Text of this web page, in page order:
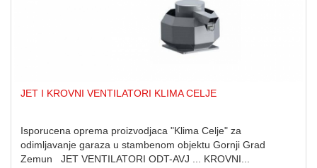
JET I KROVNI VENTILATORI KLIMA CELJE
Isporucena oprema proizvodjaca "Klima Celje" za
odimljavanje garaza u stambenom objektu Gornji Grad
Zemun JET VENTILATORI ODT-AVJ ... KROVNI...